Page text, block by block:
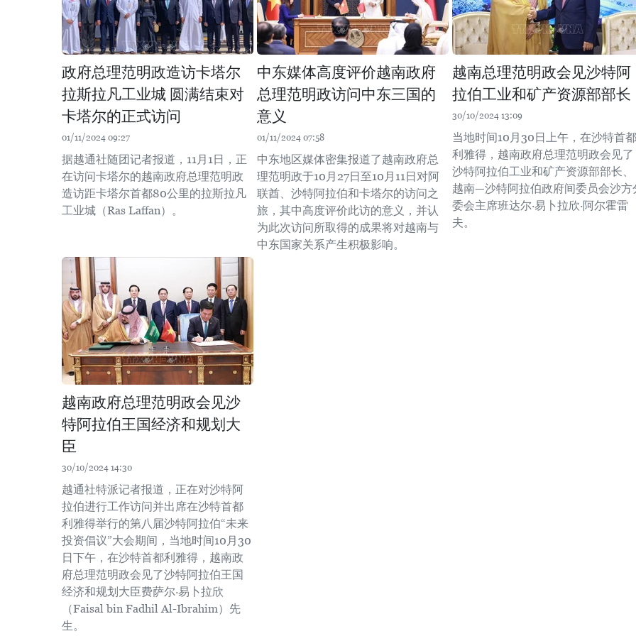
政府总理范明政造访卡塔尔
拉斯拉凡工业城 圆满结束对
卡塔尔的正式访问
01/11/2024 09:27
据越通社随团记者报道，11月1日，正
在访问卡塔尔的越南政府总理范明政
造访距卡塔尔首都80公里的拉斯拉凡
工业城（Ras Laffan）。
中东媒体高度评价越南政府
总理范明政访问中东三国的
意义
01/11/2024 07:58
中东地区媒体密集报道了越南政府总
理范明政于10月27日至10月11日对阿
联酋、沙特阿拉伯和卡塔尔的访问之
旅，其中高度评价此访的意义，并认
为此次访问所取得的成果将对越南与
中东国家关系产生积极影响。
越南总理范明政会见沙特阿
拉伯工业和矿产资源部部长
30/10/2024 13:09
当地时间10月30日上午，在沙特首都
利雅得，越南政府总理范明政会见了
沙特阿拉伯工业和矿产资源部部长、
越南—沙特阿拉伯政府间委员会沙方
委会主席班达尔·易卜拉欣·阿尔霍雷
夫。
越南政府总理范明政会见沙
特阿拉伯王国经济和规划大
臣
30/10/2024 14:30
越通社特派记者报道，正在对沙特阿
拉伯进行工作访问并出席在沙特首都
利雅得举行的第八届沙特阿拉伯“未来
投资倡议”大会期间，当地时间10月30
日下午，在沙特首都利雅得，越南政
府总理范明政会见了沙特阿拉伯王国
经济和规划大臣费萨尔·易卜拉欣
（Faisal bin Fadhil Al-Ibrahim）先
生。